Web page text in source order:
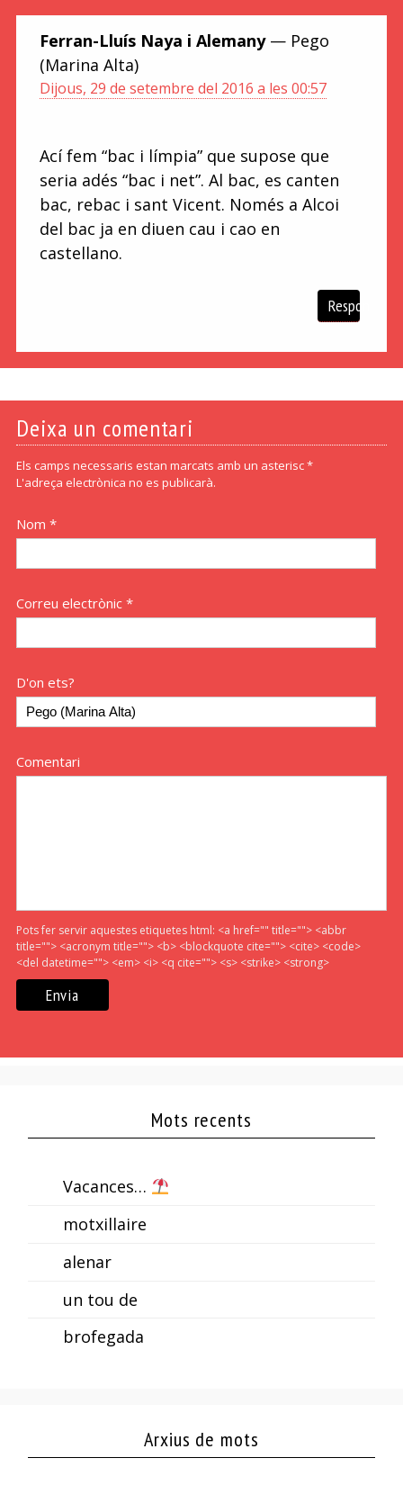
Ferran-Lluís Naya i Alemany — Pego
(Marina Alta)
Dijous, 29 de setembre del 2016 a les 00:57
Ací fem “bac i límpia” que supose que
seria adés “bac i net”. Al bac, es canten
bac, rebac i sant Vicent. Només a Alcoi
del bac ja en diuen cau i cao en
castellano.
Respon
Deixa un comentari
Els camps necessaris estan marcats amb un asterisc *
L'adreça electrònica no es publicarà.
Nom *
Correu electrònic *
D'on ets?
Comentari
Pots fer servir aquestes etiquetes html: <a href="" title=""> <abbr
title=""> <acronym title=""> <b> <blockquote cite=""> <cite> <code>
<del datetime=""> <em> <i> <q cite=""> <s> <strike> <strong>
Mots recents
Vacances…
motxillaire
alenar
un tou de
brofegada
Arxius de mots